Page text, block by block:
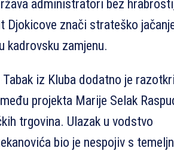
administratori bez
Djokicove znači strateško
kadrovsku zamjenu.
iz Kluba dodatno je
projekta Marije Selak
trgovina. Ulazak u vodstvo
bio je nespojiv s